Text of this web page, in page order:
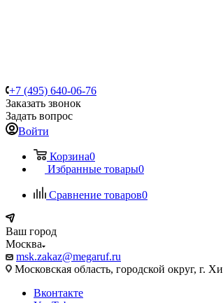
+7 (495) 640-06-76
Заказать звонок
Задать вопрос
Войти
Корзина0
Избранные товары0
Сравнение товаров0
Ваш город
Москва
msk.zakaz@megaruf.ru
Московская область, городской округ, г.
Вконтакте